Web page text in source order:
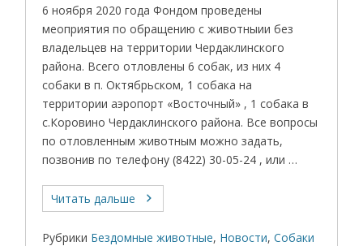
6 ноября 2020 года Фондом проведены
меоприятия по обращению с животныии без
владельцев на территории Чердаклинского
района. Всего отловлены 6 собак, из них 4
собаки в п. Октябрьском, 1 собака на
территории аэропорт «Восточный» , 1 собака в
с.Коровино Чердаклинского района. Все вопросы
по отловленным животным можно задать,
позвонив по телефону (8422) 30-05-24 , или …
Читать дальше
Рубрики Бездомные животные, Новости,Собаки